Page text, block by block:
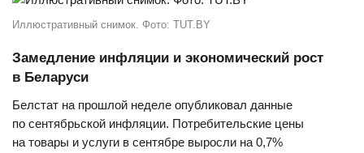
Иллюстративный снимок. Фото: TUT.BY
Замедление инфляции и экономический рост
в Беларуси
Белстат на прошлой неделе опубликовал данные
по сентябрьской инфляции. Потребительские цены
на товары и услуги в сентябре выросли на 0,7%